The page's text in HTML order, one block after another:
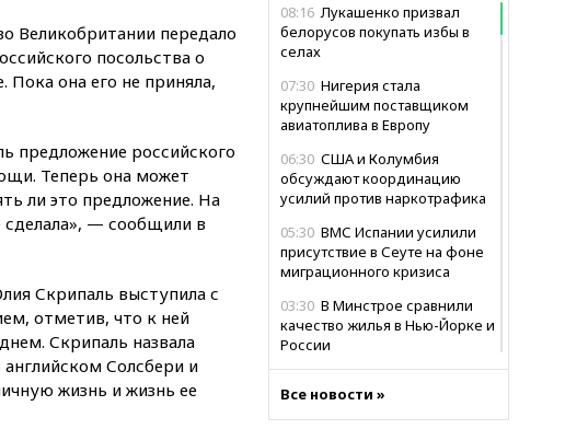
08:16 Лукашенко призвал
белорусов покупать избы в
селах
07:30 Нигерия стала
крупнейшим поставщиком
авиатоплива в Европу
06:30 США и Колумбия
обсуждают координацию
усилий против наркотрафика
05:30 ВМС Испании усилили
присутствие в Сеуте на фоне
миграционного кризиса
03:30 В Минстрое сравнили
качество жилья в Нью-Йорке и
России
отпустить его с круглого стола
в Госдепе, чтобы «вести
Все новости »
Великобритании передало
посольства о
она его не приняла,
предложение российского
Теперь она может
ли это предложение. На
сделала», — сообщили в
Скрипаль выступила с
отметив, что к ней
Скрипаль назвала
Солсбери и
жизнь и жизнь ее